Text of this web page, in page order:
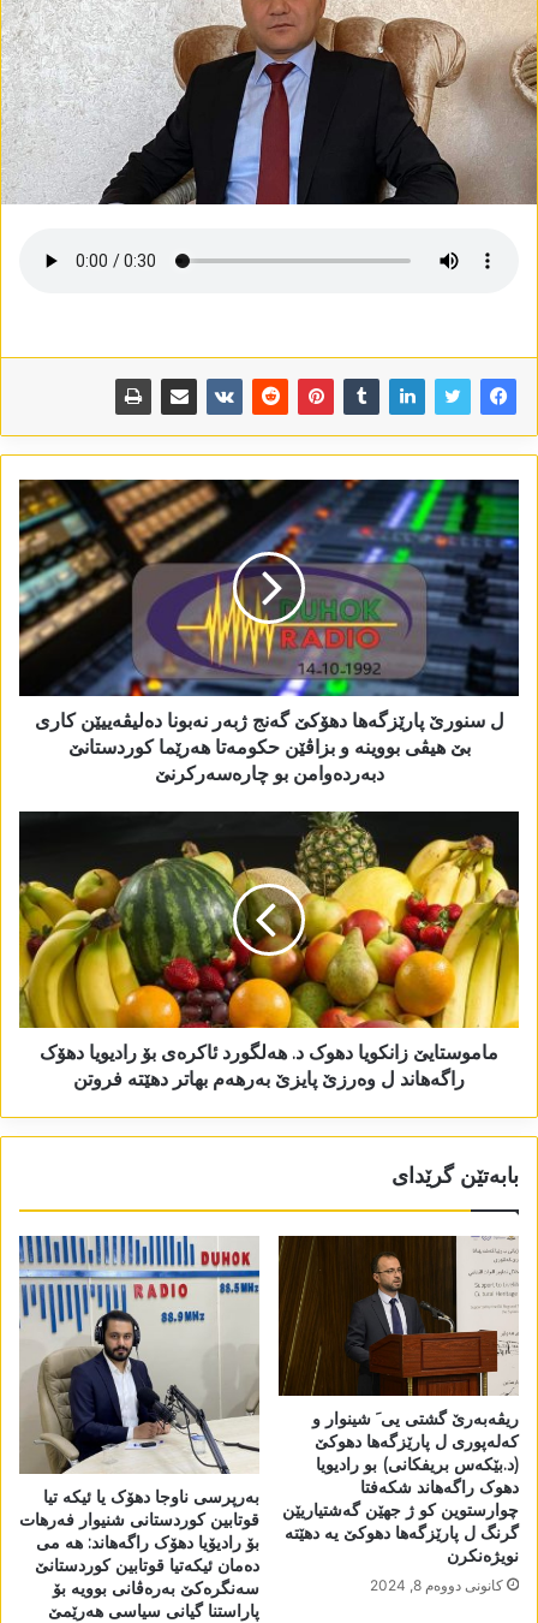
ل سنورێ پارێزگەھا دھۆکێ گەنج ژبەر نەبونا دەلیڤەییێن کاری
بێ ھیڤی بووینە و بزاڤێن حکومەتا ھەرێما کوردستانێ
دبەردەوامن بو چارەسەرکرنێ
ماموستایێ زانکویا دھوک د. ھەلگورد ئاکرەی بۆ رادیویا دھۆک
راگەھاند ل وەرزێ پایزێ بەرھەم بھاتر دھێتە فروتن
بابەتێن گرێدای
ریڤەبەرێ گشتی یی َ شینوار و
کەلەپوری ل پارێزگەھا دھوکێ
(د.بێکەس بریفکانی) بو رادیویا
دھوک راگەھاند شکەفتا
چوارستوین کو ژ جھێن گەشتیاریێن
گرنگ ل پارێزگەھا دھوکێ یە دھێتە
نویژەنکرن
كانونی دووه‌م 8, 2024
بەرپرسی ناوجا دھۆک یا ئیکە تیا
قوتابین کوردستانی شنیوار فەرھات
بۆ رادیۆیا دھۆک راگەھاند: ھە می
دەمان ئیکەتیا قوتابین کوردستانێ
سەنگرەکێ بەرەڤانی بوویە بۆ
پاراستنا گیانی سیاسی ھەرێمێ